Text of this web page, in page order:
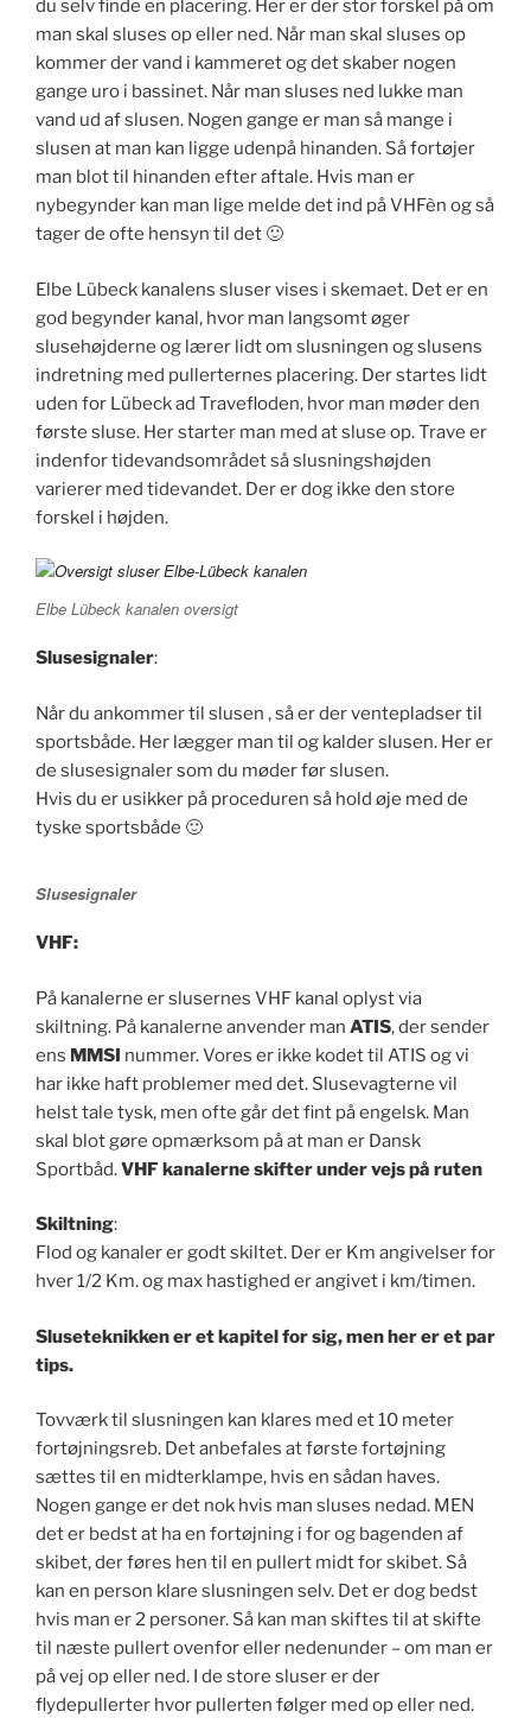
du selv finde en placering. Her er der stor forskel på om
man skal sluses op eller ned. Når man skal sluses op
kommer der vand i kammeret og det skaber nogen
gange uro i bassinet. Når man sluses ned lukke man
vand ud af slusen. Nogen gange er man så mange i
slusen at man kan ligge udenpå hinanden. Så fortøjer
man blot til hinanden efter aftale. Hvis man er
nybegynder kan man lige melde det ind på VHFèn og så
tager de ofte hensyn til det 🙂
Elbe Lübeck kanalens sluser vises i skemaet. Det er en
god begynder kanal, hvor man langsomt øger
slusehøjderne og lærer lidt om slusningen og slusens
indretning med pullerternes placering. Der startes lidt
uden for Lübeck ad Travefloden, hvor man møder den
første sluse. Her starter man med at sluse op. Trave er
indenfor tidevandsområdet så slusningshøjden
varierer med tidevandet. Der er dog ikke den store
forskel i højden.
Elbe Lübeck kanalen oversigt
Slusesignaler:
Når du ankommer til slusen , så er der ventepladser til
sportsbåde. Her lægger man til og kalder slusen. Her er
de slusesignaler som du møder før slusen.
Hvis du er usikker på proceduren så hold øje med de
tyske sportsbåde 🙂
Slusesignaler
VHF:
På kanalerne er slusernes VHF kanal oplyst via
skiltning. På kanalerne anvender man ATIS, der sender
ens MMSI nummer. Vores er ikke kodet til ATIS og vi
har ikke haft problemer med det. Slusevagterne vil
helst tale tysk, men ofte går det fint på engelsk. Man
skal blot gøre opmærksom på at man er Dansk
Sportbåd.VHF kanalerne skifter under vejs på ruten
Skiltning:
Flod og kanaler er godt skiltet. Der er Km angivelser for
hver 1/2 Km. og max hastighed er angivet i km/timen.
Sluseteknikken er et kapitel for sig, men her er et par
tips.
Tovværk til slusningen kan klares med et 10 meter
fortøjningsreb. Det anbefales at første fortøjning
sættes til en midterklampe, hvis en sådan haves.
Nogen gange er det nok hvis man sluses nedad. MEN
det er bedst at ha en fortøjning i for og bagenden af
skibet, der føres hen til en pullert midt for skibet. Så
kan en person klare slusningen selv. Det er dog bedst
hvis man er 2 personer. Så kan man skiftes til at skifte
til næste pullert ovenfor eller nedenunder – om man er
på vej op eller ned. I de store sluser er der
flydepullerter hvor pullerten følger med op eller ned.